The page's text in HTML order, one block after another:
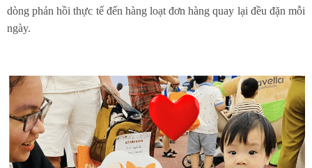
dòng phản hồi thực tế đến hàng loạt đơn hàng quay lại đều đặn mỗi
ngày.